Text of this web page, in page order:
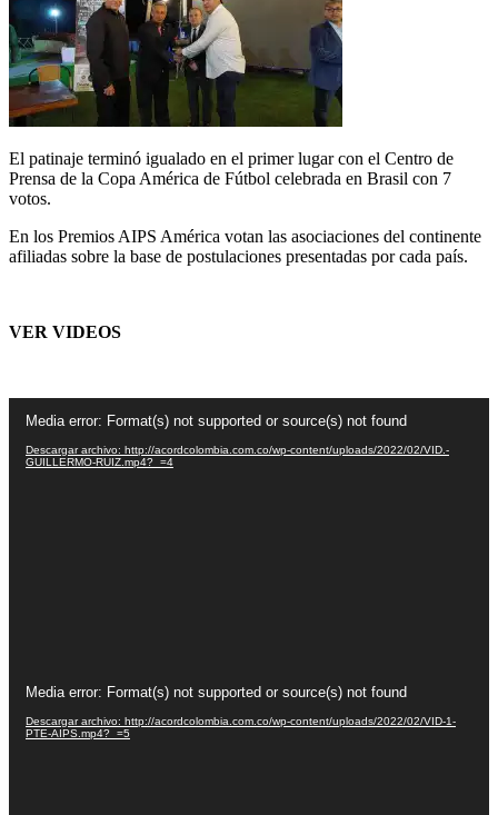
El patinaje terminó igualado en el primer lugar con el Centro de
Prensa de la Copa América de Fútbol celebrada en Brasil con 7
votos.
En los Premios AIPS América votan las asociaciones del continente
afiliadas sobre la base de postulaciones presentadas por cada país.
VER VIDEOS
vídeo
Media error: Format(s) not supported or source(s) not found
Descargar archivo: http://acordcolombia.com.co/wp-content/uploads/2022/02/VID.-
GUILLERMO-RUIZ.mp4?_=4
vídeo
Media error: Format(s) not supported or source(s) not found
Descargar archivo: http://acordcolombia.com.co/wp-content/uploads/2022/02/VID-1-
PTE-AIPS.mp4?_=5